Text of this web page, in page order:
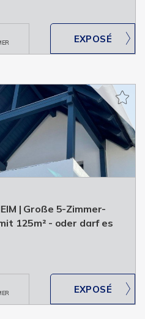
| Große 5-Zimmer-
125m² - oder darf es